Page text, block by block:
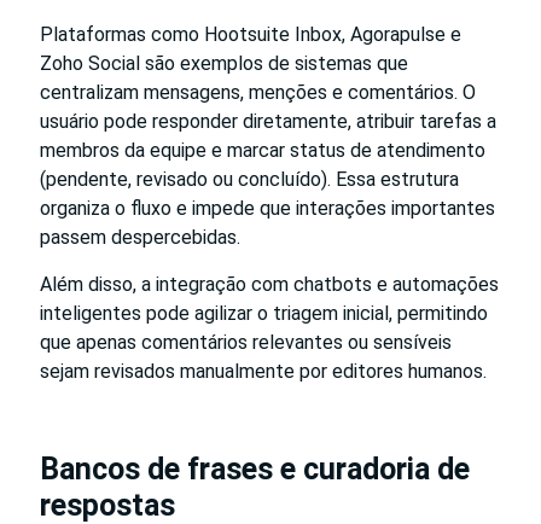
Plataformas como Hootsuite Inbox, Agorapulse e
Zoho Social são exemplos de sistemas que
centralizam mensagens, menções e comentários. O
usuário pode responder diretamente, atribuir tarefas a
membros da equipe e marcar status de atendimento
(pendente, revisado ou concluído). Essa estrutura
organiza o fluxo e impede que interações importantes
passem despercebidas.
Além disso, a integração com chatbots e automações
inteligentes pode agilizar o triagem inicial, permitindo
que apenas comentários relevantes ou sensíveis
sejam revisados manualmente por editores humanos.
Bancos de frases e curadoria de
respostas